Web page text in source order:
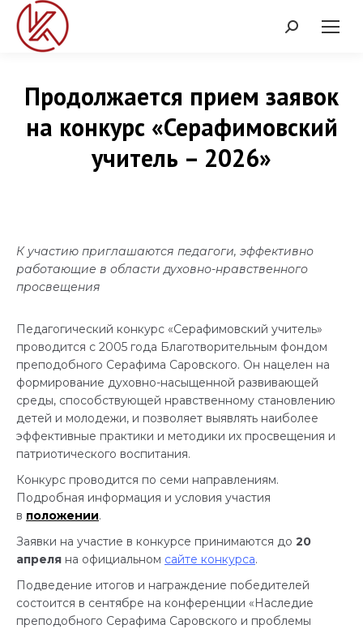
Поиск:
Продолжается прием заявок
на конкурс «Серафимовский
учитель – 2026»
К участию приглашаются педагоги, эффективно
работающие в области духовно-нравственного
просвещения
Педагогический конкурс «Серафимовский учитель»
проводится с 2005 года Благотворительным фондом
преподобного Серафима Саровского. Он нацелен на
формирование духовно-насыщенной развивающей
среды, способствующей нравственному становлению
детей и молодежи, и позволяет выявлять наиболее
эффективные практики и методики их просвещения и
патриотического воспитания.
Конкурс проводится по семи направлениям.
Подробная информация и условия участия
в положении.
Заявки на участие в конкурсе принимаются до 20
апреля на официальном сайте конкурса.
Подведение итогов и награждение победителей
состоится в сентябре на конференции «Наследие
преподобного Серафима Саровского и проблемы